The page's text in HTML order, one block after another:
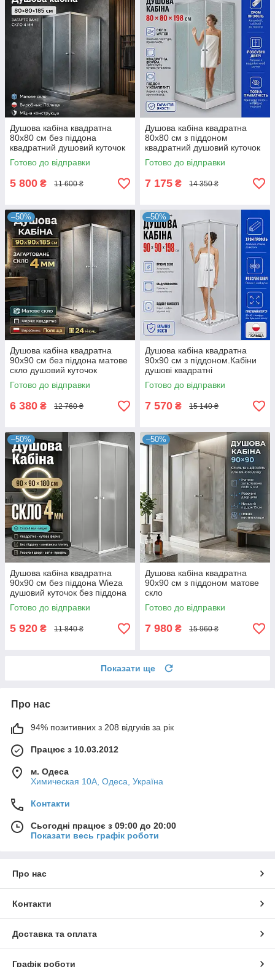
Душова кабіна квадратна
80x80 см без піддона
квадратний душовий куточок
Готово до відправки
5 800 ₴ 11 600 ₴
Душова кабіна квадратна
80x80 см з піддоном
квадратний душовий куточок
Готово до відправки
7 175 ₴ 14 350 ₴
–50%
Душова кабіна квадратна
90x90 см без піддона матове
скло душовий куточок
Готово до відправки
6 380 ₴ 12 760 ₴
–50%
Душова кабіна квадратна
90x90 см з піддоном.Кабіни
душові квадратні
Готово до відправки
7 570 ₴ 15 140 ₴
–50%
Душова кабіна квадратна
90x90 см без піддона Wieza
душовий куточок без піддона
90 на 90
Готово до відправки
5 920 ₴ 11 840 ₴
–50%
Душова кабіна квадратна
90x90 см з піддоном матове
скло
Готово до відправки
7 980 ₴ 15 960 ₴
Показати ще
Про нас
94% позитивних з 208 відгуків за рік
Працює з 10.03.2012
м. Одеса
Химическая 10А, Одеса, Україна
Контакти
Сьогодні працює з 09:00 до 20:00
Показати весь графік роботи
Про нас
Контакти
Доставка та оплата
Графік роботи